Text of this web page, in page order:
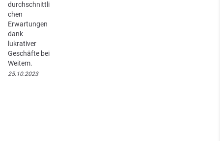
durchschnittli
chen
Erwartungen
dank
lukrativer
Geschäfte bei
Weitem.
25.10.2023